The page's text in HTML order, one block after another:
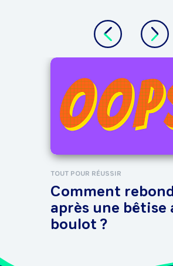
TOUT POUR RÉUSSIR
Comment
après une bêtise
boulot ?